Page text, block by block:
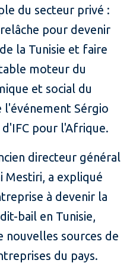
du secteur privé :
pour devenir
la Tunisie et faire
moteur du
et social du
l'événement Sérgio
pour l'Afrique.
directeur général
Mestiri, a expliqué
à devenir la
bail en Tunisie,
nouvelles sources de
du pays.